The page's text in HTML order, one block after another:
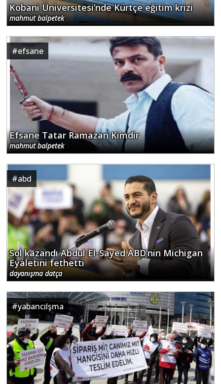
Kobani Üniversitesi’nde Kürtçe eğitim krizi
mahmut balpetek
#efsane
Efsane Tatar Ramazan Kimdir
mahmut balpetek
#abd
Sol kazandı Abdul El-Sayed ABD’nin Michigan
Eyaletini fethetti
dayanışma datça
#yabancılşma